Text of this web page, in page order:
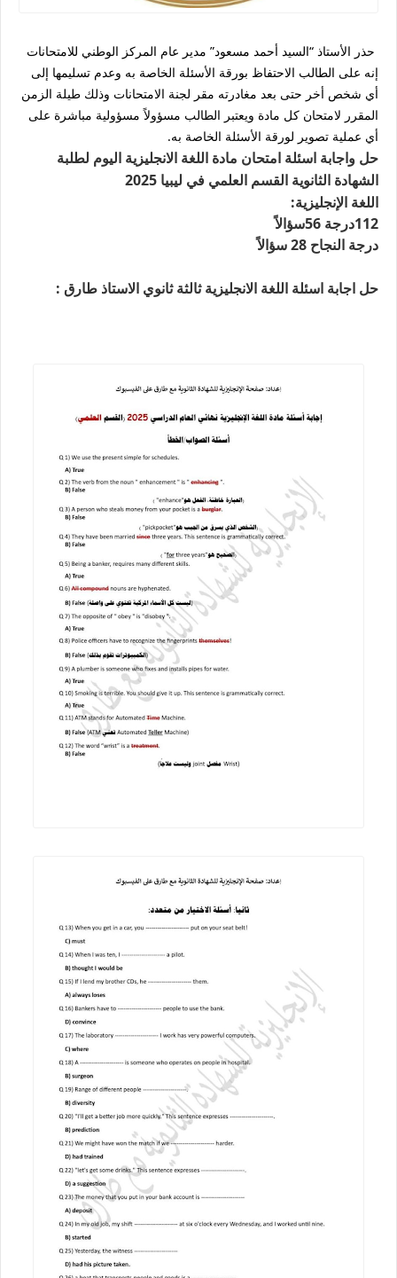
حذر الأستاذ “السيد أحمد مسعود” مدير عام المركز الوطني للامتحانات
إنه على الطالب الاحتفاظ بورقة الأسئلة الخاصة به وعدم تسليمها إلى
أي شخص أخر حتى بعد مغادرته مقر لجنة الامتحانات وذلك طيلة الزمن
المقرر لامتحان كل مادة ويعتبر الطالب مسؤولاً مسؤولية مباشرة على
أي عملية تصوير لورقة الأسئلة الخاصة به.
حل واجابة اسئلة امتحان مادة اللغة الانجليزية اليوم لطلبة
الشهادة الثانوية القسم العلمي في ليبيا 2025
اللغة الإنجليزية:
112درجة 56سؤالاً
درجة النجاح 28 سؤالاً
حل اجابة اسئلة اللغة الانجليزية ثالثة ثانوي الاستاذ طارق :